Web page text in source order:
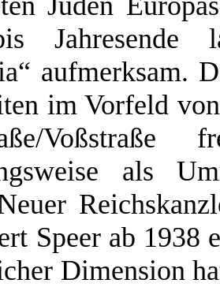
Jahresende
aufmerksam.
im Vorfeld
als
Speer ab 1938
Dimension